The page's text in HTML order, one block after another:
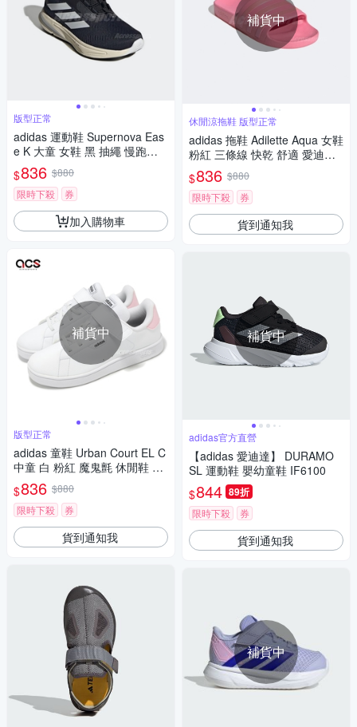
版型正常
adidas 運動鞋 Supernova Eas
e K 大童 女鞋 黑 抽繩 慢跑鞋
愛迪達 JH6241
$836 $880
限時下殺
券
加入購物車
補貨中
版型正常
adidas 童鞋 Urban Court EL C
中童 白 粉紅 魔鬼氈 休閒鞋 小
白鞋 愛迪達 JQ2380
$836 $880
限時下殺
券
貨到通知我
補貨中
休閒涼拖鞋 版型正常
adidas 拖鞋 Adilette Aqua 女鞋
粉紅 三條線 快乾 舒適 愛迪達
涼拖鞋 IF6071
$836 $880
限時下殺
券
貨到通知我
補貨中
adidas官方直營
【adidas 愛迪達】 DURAMO
SL 運動鞋 嬰幼童鞋 IF6100
$844 89折
限時下殺 券
貨到通知我
補貨中